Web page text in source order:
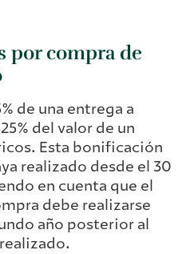
por compra de
de una entrega a
del valor de un
Esta bonificación
realizado desde el 30
en cuenta que el
debe realizarse
año posterior al